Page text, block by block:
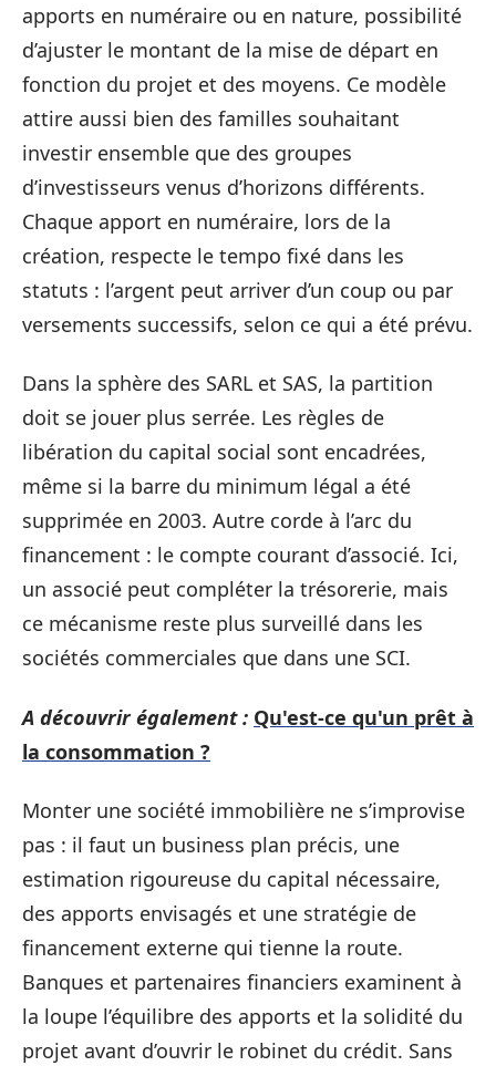
apports en numéraire ou en nature, possibilité
d’ajuster le montant de la mise de départ en
fonction du projet et des moyens. Ce modèle
attire aussi bien des familles souhaitant
investir ensemble que des groupes
d’investisseurs venus d’horizons différents.
Chaque apport en numéraire, lors de la
création, respecte le tempo fixé dans les
statuts : l’argent peut arriver d’un coup ou par
versements successifs, selon ce qui a été prévu.
Dans la sphère des SARL et SAS, la partition
doit se jouer plus serrée. Les règles de
libération du capital social sont encadrées,
même si la barre du minimum légal a été
supprimée en 2003. Autre corde à l’arc du
financement : le compte courant d’associé. Ici,
un associé peut compléter la trésorerie, mais
ce mécanisme reste plus surveillé dans les
sociétés commerciales que dans une SCI.
A découvrir également : Qu'est-ce qu'un prêt à
la consommation ?
Monter une société immobilière ne s’improvise
pas : il faut un business plan précis, une
estimation rigoureuse du capital nécessaire,
des apports envisagés et une stratégie de
financement externe qui tienne la route.
Banques et partenaires financiers examinent à
la loupe l’équilibre des apports et la solidité du
projet avant d’ouvrir le robinet du crédit. Sans